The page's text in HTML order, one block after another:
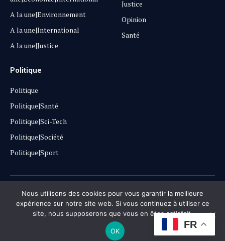
A la une|Environnement
A la une|International
A la une|Justice
Justice
Opinion
Santé
Politique
Politique
Politique|Santé
Politique|Sci-Tech
Politique|Société
Politique|Sport
Copyright © 2025Lehautpanel
Confidentialité Contact Don
FR
Nous utilisons des cookies pour vous garantir la meilleure
expérience sur notre site web. Si vous continuez à utiliser ce
site, nous supposerons que vous en êtes satisfait.
OK